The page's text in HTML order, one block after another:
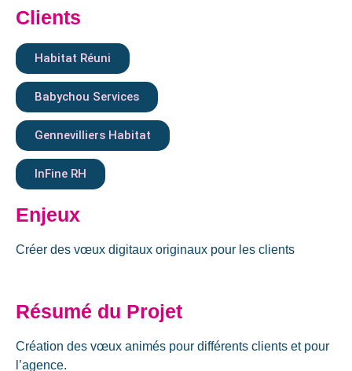
Clients
Habitat Réuni
Babychou Services
Gennevilliers Habitat
InFine RH
Enjeux
Créer des vœux digitaux originaux pour les clients
Résumé du Projet
Création des vœux animés pour différents clients et pour
l’agence.